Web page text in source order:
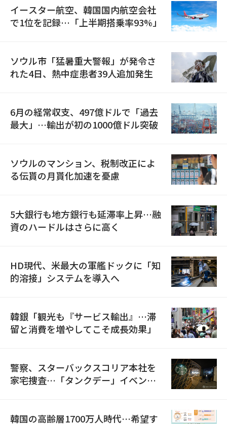
イースター航空、韓国国内航空会社
で1位を記録…「上半期搭乗率93%」
ソウル市「猛暑重大警報」が発令さ
れた4日、熱中症患者39人追加発生
6月の経常収支、497億ドルで「過去
最大」…輸出が初の1000億ドル突破
ソウルのマンション、税制改正によ
る伝貰の月貰化加速を憂慮
5大銀行も地方銀行も延滞率上昇…融
資のハードルはさらに高く
HD現代、米最大の軍艦ドックに「知
的溶接」システムを導入へ
韓銀「観光も『サービス輸出』…滞
留と消費を増やしてこそ成長効果」
警察、スターバックスコリア本社を
家宅捜査…「タンクデー」イベント
韓国の高齢層1700万人時代…希望す